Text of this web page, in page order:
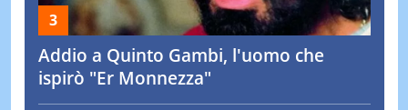
Addio a Quinto Gambi, l'uomo che
ispirò "Er Monnezza"